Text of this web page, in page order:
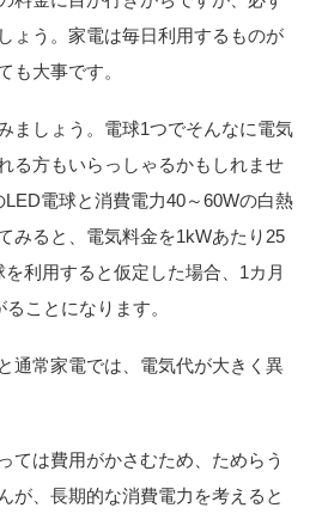
ょう。家電は毎日利用するものが
も大事です。
ましょう。電球1つでそんなに電気
る方もいらっしゃるかもしれませ
電球と消費電力40～60Wの白熱
みると、電気料金を1kWあたり25
利用すると仮定した場合、1カ月
ことになります。
通常家電では、電気代が大きく異
ては費用がかさむため、ためらう
が、長期的な消費電力を考えると